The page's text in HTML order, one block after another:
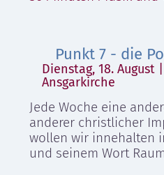
Punkt 7 - die
Dienstag, 18. August |
Ansgarkirche
Jede Woche eine
anderer christlicher
wollen wir innehalten
und seinem Wort